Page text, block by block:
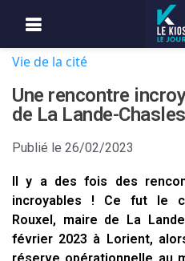
Vie de la cité
Une rencontre
de La Lande-
Publié le 26/02/2023
Il y a des fois des
incroyables ! Ce fut le
Rouxel, maire de La
février 2023 à Lorient,